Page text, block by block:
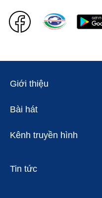
Giới thiệu
Bài hát
Kênh truyền hình
Tin tức